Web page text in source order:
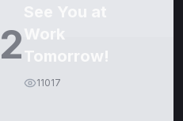
2Work
Tomorrow!
11017